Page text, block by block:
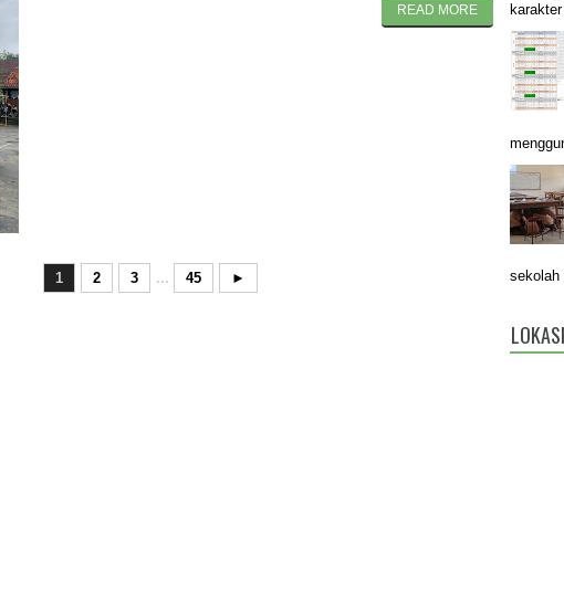
READ MORE
1 2 3 ... 45 ►
sekolah
LOKASI